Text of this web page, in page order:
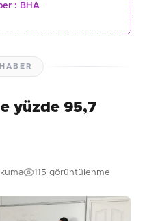
: BHA
yüzde 95,7
115 görüntülenme